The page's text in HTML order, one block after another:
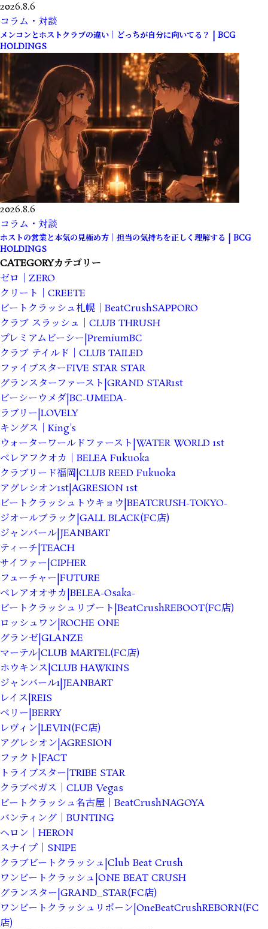
2026.8.6
コラム・対談
メンコンとホストクラブの違い｜どっちが自分に向いてる？ | BCG
HOLDINGS
2026.8.6
コラム・対談
ホストの営業と本気の見極め方｜担当の気持ちを正しく理解する | BCG
HOLDINGS
CATEGORYカテゴリー
ゼロ｜ZERO
クリート｜CREETE
ビートクラッシュ札幌｜BeatCrushSAPPORO
クラブ スラッシュ｜CLUB THRUSH
プレミアムビーシー|PremiumBC
クラブ テイルド｜CLUB TAILED
ファイブスターFIVE STAR STAR
グランスターファースト|GRAND STAR1st
ビーシーウメダ|BC-UMEDA-
ラブリー|LOVELY
キングス｜King's
ウォーターワールドファースト|WATER WORLD 1st
ベレアフクオカ｜BELEA Fukuoka
クラブリード福岡|CLUB REED Fukuoka
アグレシオン1st|AGRESION 1st
ビートクラッシュトウキョウ|BEATCRUSH-TOKYO-
ジオールブラック|GALL BLACK(FC店)
ジャンバール|JEANBART
ティーチ|TEACH
サイファー|CIPHER
フューチャー|FUTURE
ベレアオオサカ|BELEA-Osaka-
ビートクラッシュリブート|BeatCrushREBOOT(FC店)
ロッシュワン|ROCHE ONE
グランゼ|GLANZE
マーテル|CLUB MARTEL(FC店)
ホウキンス|CLUB HAWKINS
ジャンバール1|JEANBART
レイス|REIS
ベリー|BERRY
レヴィン|LEVIN(FC店)
アグレシオン|AGRESION
ファクト|FACT
トライブスター|TRIBE STAR
クラブベガス｜CLUB Vegas
ビートクラッシュ名古屋｜BeatCrushNAGOYA
バンティング｜BUNTING
ヘロン｜HERON
スナイプ｜SNIPE
クラブビートクラッシュ|Club Beat Crush
ワンビートクラッシュ|ONE BEAT CRUSH
グランスター|GRAND_STAR(FC店)
ワンビートクラッシュリボーン|OneBeatCrushREBORN(FC
店)